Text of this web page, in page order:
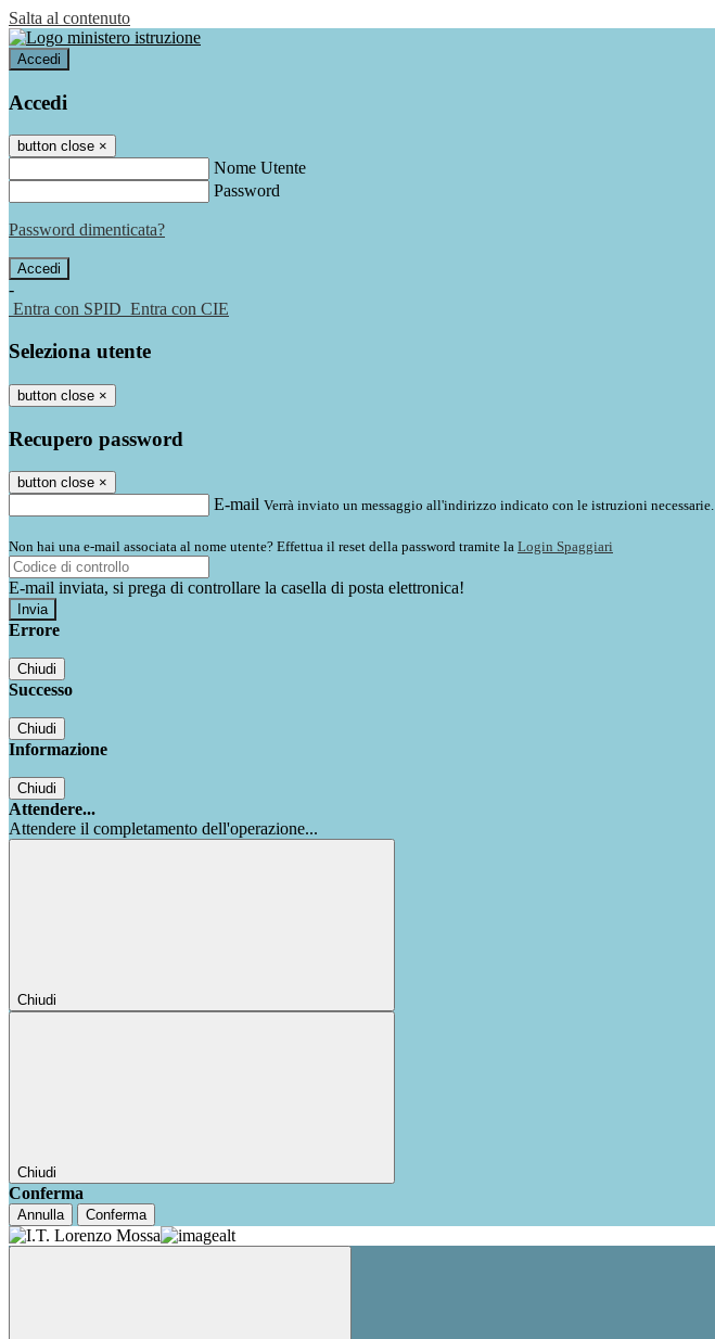
Salta al contenuto
Accedi
Accedi
button close ×
Nome Utente
Password
Password dimenticata?
-
Entra con SPID Entra con CIE
Seleziona utente
button close ×
Recupero password
button close ×
E-mail Verrà inviato un messaggio all'indirizzo indicato con le istruzioni necessarie.
Non hai una e-mail associata al nome utente? Effettua il reset della password tramite la Login Spaggiari
E-mail inviata, si prega di controllare la casella di posta elettronica!
Errore
Chiudi
Successo
Chiudi
Informazione
Chiudi
Attendere...
Attendere il completamento dell'operazione...
Chiudi
Chiudi
Conferma
Annulla Conferma